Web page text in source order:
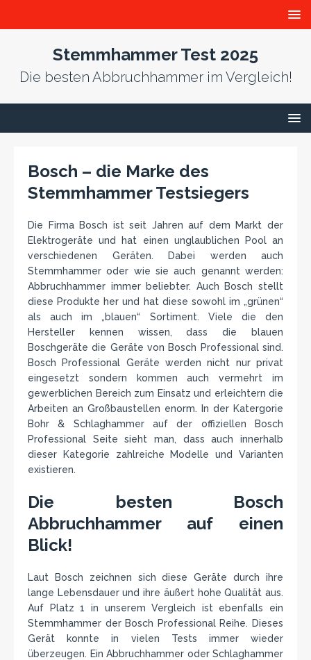
Stemmhammer Test 2025
Die besten Abbruchhammer im Vergleich!
Bosch – die Marke des
Stemmhammer Testsiegers
Die Firma Bosch ist seit Jahren auf dem Markt der
Elektrogeräte und hat einen unglaublichen Pool an
verschiedenen Geräten. Dabei werden auch
Stemmhammer oder wie sie auch genannt werden:
Abbruchhammer immer beliebter. Auch Bosch stellt
diese Produkte her und hat diese sowohl im „grünen“
als auch im „blauen“ Sortiment. Viele die den
Hersteller kennen wissen, dass die blauen
Boschgeräte die Geräte von Bosch Professional sind.
Bosch Professional Geräte werden nicht nur privat
eingesetzt sondern kommen auch vermehrt im
gewerblichen Bereich zum Einsatz und erleichtern die
Arbeiten an Großbaustellen enorm. In der Katergorie
Bohr & Schlaghammer auf der offiziellen Bosch
Professional Seite sieht man, dass auch innerhalb
dieser Kategorie zahlreiche Modelle und Varianten
existieren.
Die besten Bosch
Abbruchhammer auf einen
Blick!
Laut Bosch zeichnen sich diese Geräte durch ihre
lange Lebensdauer und ihre äußert hohe Qualität aus.
Auf Platz 1 in unserem Vergleich ist ebenfalls ein
Stemmhammer der Bosch Professional Reihe. Dieses
Gerät konnte in vielen Tests immer wieder
überzeugen. Ein Abbruchhammer oder Schlaghammer